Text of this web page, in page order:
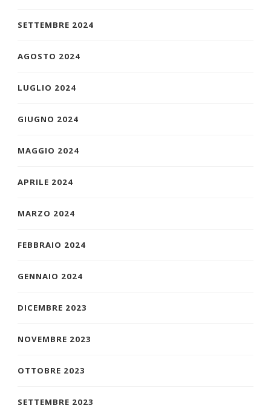
SETTEMBRE 2024
AGOSTO 2024
LUGLIO 2024
GIUGNO 2024
MAGGIO 2024
APRILE 2024
MARZO 2024
FEBBRAIO 2024
GENNAIO 2024
DICEMBRE 2023
NOVEMBRE 2023
OTTOBRE 2023
SETTEMBRE 2023